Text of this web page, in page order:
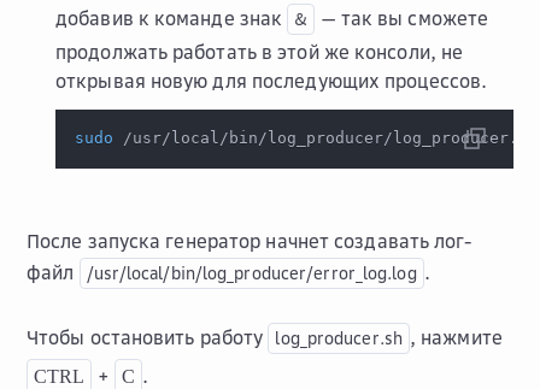
добавив к команде знак
&
— так вы сможете
продолжать работать в этой же консоли, не
открывая новую для последующих процессов.
sudo /usr/local/bin/log_producer/
После запуска генератор начнет создавать лог-
файл
/usr/local/bin/log_producer/error_log.log .
Чтобы остановить работу log_producer.sh , нажмите
CTRL + C .